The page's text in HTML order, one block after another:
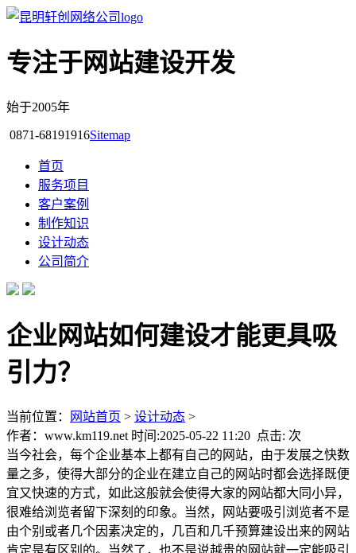
专注于网站建设开发
始于2005年
0871-68191916Sitemap
首页
服务项目
客户案例
制作知识
设计动态
公司简介
企业网站如何建设才能更具吸
引力？
当前位置： 网站首页 > 设计动态 >
作者：www.km119.net 时间:2025-05-22 11:20 点击: 次
当今社会，每个企业基本上都有自己的网站，由于发展之快数
量之多，使得大部分的企业在建立自己的网站时都会选择既便
宜又快速的方式，如此这般就会使得大家的网站都大同小异，
很难给浏览者留下深刻的印象。当然，网站要吸引浏览者不是
由个别或者几个因素决定的，几百和几千预算建设出来的网站
肯定是有区别的。当然了，也不是说越贵的网站就一定能吸引